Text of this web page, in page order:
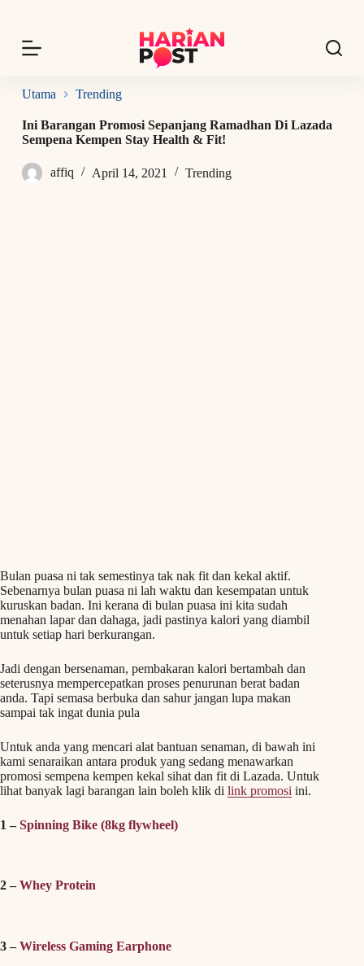
p
o
o
n
n
Utama Trending
Ini Barangan Promosi Sepanjang Ramadhan Di Lazada
Sempena Kempen Stay Health & Fit!
affiq April 14, 2021 Trending
Bulan puasa ni tak semestinya tak nak fit dan kekal aktif.
Sebenarnya bulan puasa ni lah waktu dan kesempatan untuk
kuruskan badan. Ini kerana di bulan puasa ini kita sudah
menahan lapar dan dahaga, jadi pastinya kalori yang diambil
untuk setiap hari berkurangan.
Jadi dengan bersenaman, pembakaran kalori bertambah dan
seterusnya mempercepatkan proses penurunan berat badan
anda. Tapi semasa berbuka dan sahur jangan lupa makan
sampai tak ingat dunia pula
Untuk anda yang mencari alat bantuan senaman, di bawah ini
kami senaraikan antara produk yang sedang menawarkan
promosi sempena kempen kekal sihat dan fit di Lazada. Untuk
lihat banyak lagi barangan lain boleh klik di link promosi ini.
1 –Spinning Bike (8kg flywheel)
2 –Whey Protein
3 –Wireless Gaming Earphone